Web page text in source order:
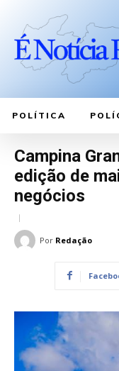
POLÍTICA
Campina
edição de
negócios
Por Redação